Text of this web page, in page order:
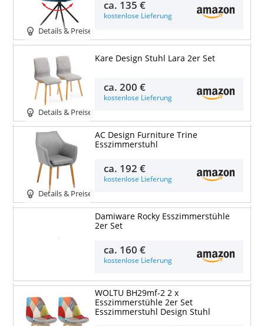
Details & Preise
ca. 135 €
kostenlose Lieferung
Details & Preise
Kare Design Stuhl Lara 2er Set
ca.200 €
kostenlose Lieferung
Details & Preise
AC Design Furniture Trine
Esszimmerstuhl
ca. 192 €
kostenlose Lieferung
Damiware Rocky Esszimmerstühle
2er Set
ca. 160 €
kostenlose Lieferung
WOLTU BH29mf-2 2 x
Esszimmerstühle 2er Set
Esszimmerstuhl Design Stuhl